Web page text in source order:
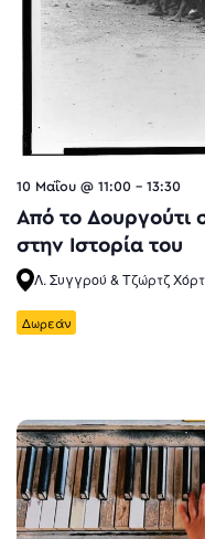
10 Μαΐου @ 11:00 - 13:30
Από το Δουργούτι
στην Iστορία του
Λ. Συγγρού & Τζώρτζ
Δωρεάν